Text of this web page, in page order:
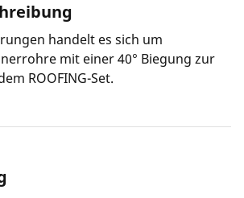
handelt es sich um
mit einer 40° Biegung zur
ROOFING-Set.